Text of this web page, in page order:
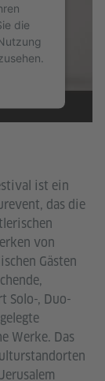
die
ist ein
das die
von
Gästen
Solo-, Duo-
Werke. Das